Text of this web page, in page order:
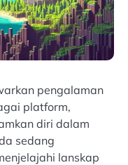
pengalaman
platform,
diri dalam
sedang
lanskap